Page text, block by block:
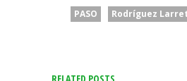
PASO
Rodríguez